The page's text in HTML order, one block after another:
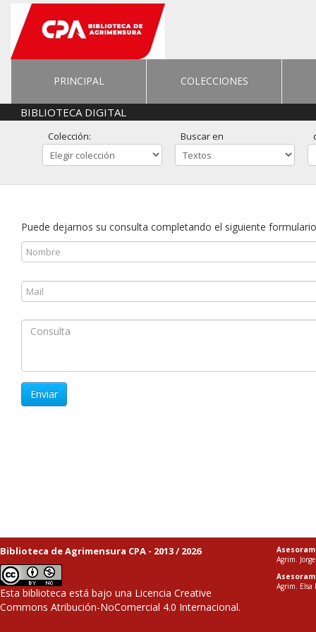
PRINCIPAL COLECCIONES
BIBLIOTECA DIGITAL
Colección: Buscar en
Puede dejarnos su consulta completando el siguiente
Enviar
Biblioteca de Agrimensura CPA - 2013 / 2026
Esta biblioteca está bajo una Licencia Creative
Commons Atribución-NoComercial 4.0 Internacional.
Agrim.
Agrim. Elsa